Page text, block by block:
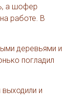
а шофер
работе. В
деревьями и
погладил
и